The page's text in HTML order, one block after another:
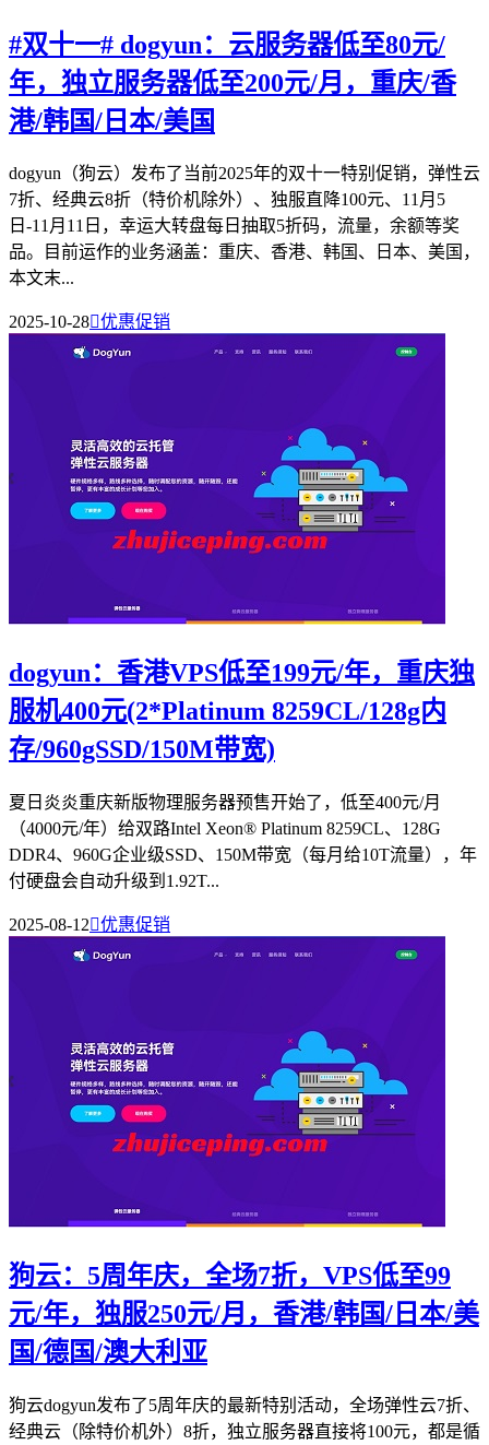
#双十一# dogyun：云服务器低至80元/
年，独立服务器低至200元/月，重庆/香
港/韩国/日本/美国
dogyun（狗云）发布了当前2025年的双十一特别促销，弹性云
7折、经典云8折（特价机除外）、独服直降100元、11月5
日-11月11日，幸运大转盘每日抽取5折码，流量，余额等奖
品。目前运作的业务涵盖：重庆、香港、韩国、日本、美国，
本文末...
2025-10-28优惠促销
dogyun：香港VPS低至199元/年，重庆独
服机400元(2*Platinum 8259CL/128g内
存/960gSSD/150M带宽)
夏日炎炎重庆新版物理服务器预售开始了，低至400元/月
（4000元/年）给双路Intel Xeon® Platinum 8259CL、128G
DDR4、960G企业级SSD、150M带宽（每月给10T流量），年
付硬盘会自动升级到1.92T...
2025-08-12优惠促销
狗云：5周年庆，全场7折，VPS低至99
元/年，独服250元/月，香港/韩国/日本/美
国/德国/澳大利亚
狗云dogyun发布了5周年庆的最新特别活动，全场弹性云7折、
经典云（除特价机外）8折，独立服务器直接将100元，都是循